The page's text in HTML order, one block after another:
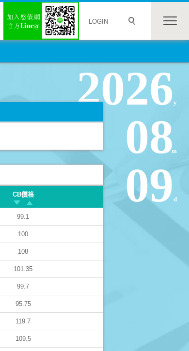
LOGIN
2026 y
08m
09 d
CB價格
99.1
100
108
101.35
99.7
95.75
119.7
109.5